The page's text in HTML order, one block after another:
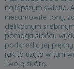
najlepszym świetle.
niesamowite tony,
delikatnym
pomaga słońcu
podkreślić jej piękny
jak ta użyta w tym
Twoją skórą.